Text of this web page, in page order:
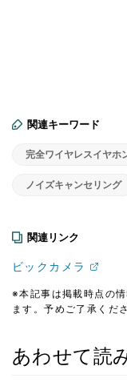
関連キーワード
完全ワイヤレスイヤホ
ノイズキャンセリング
関連リンク
ビックカメラ
※本記事は掲載時点の
ます。予めご了承くださ
あわせて読